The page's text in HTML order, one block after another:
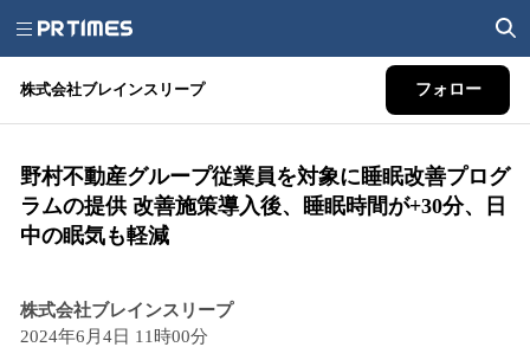
株式会社ブレインスリープ フォロー
野村不動産グループ従業員を対象に睡眠改善プログ
ラムの提供 改善施策導入後、睡眠時間が+30分、日
中の眠気も軽減
株式会社ブレインスリープ
2024年6月4日 11時00分